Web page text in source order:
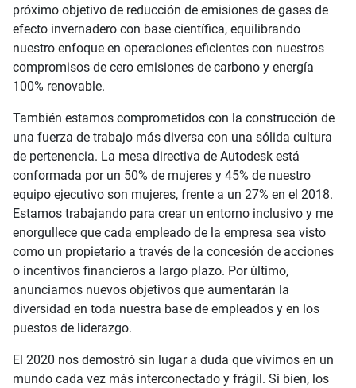
próximo objetivo de reducción de emisiones de gases de
efecto invernadero con base científica, equilibrando
nuestro enfoque en operaciones eficientes con nuestros
compromisos de cero emisiones de carbono y energía
100% renovable.
También estamos comprometidos con la construcción de
una fuerza de trabajo más diversa con una sólida cultura
de pertenencia. La mesa directiva de Autodesk está
conformada por un 50% de mujeres y 45% de nuestro
equipo ejecutivo son mujeres, frente a un 27% en el 2018.
Estamos trabajando para crear un entorno inclusivo y me
enorgullece que cada empleado de la empresa sea visto
como un propietario a través de la concesión de acciones
o incentivos financieros a largo plazo. Por último,
anunciamos nuevos objetivos que aumentarán la
diversidad en toda nuestra base de empleados y en los
puestos de liderazgo.
El 2020 nos demostró sin lugar a duda que vivimos en un
mundo cada vez más interconectado y frágil. Si bien, los